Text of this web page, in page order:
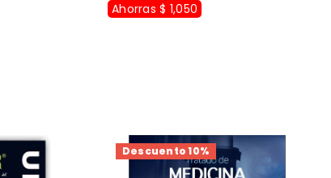
Ahorras $ 1,050
Descuento 10%